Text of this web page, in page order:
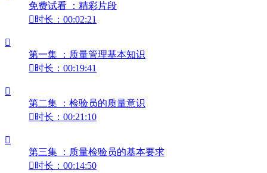
免费试看 ：精彩片段
时长：00:02:21

第一集 ：质量管理基本知识
时长：00:19:41

第二集 ：检验员的质量意识
时长：00:21:10

第三集 ：质量检验员的基本要求
时长：00:14:50